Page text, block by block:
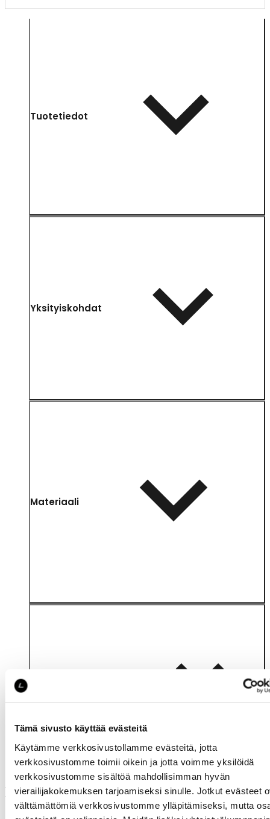
Tämä sivusto käyttää evästeitä
Käytämme verkkosivustollamme evästeitä, jotta
verkkosivustomme toimii oikein ja jotta voimme yksilöidä
verkkosivustomme sisältöä mahdollisimman hyvän
vierailijakokemuksen tarjoamiseksi sinulle. Jotkut evästeet
välttämättömiä verkkosivustomme ylläpitämiseksi, mutta
Tuotetiedot
Yksityiskohdat
Materiaali
Muut ostivat myös